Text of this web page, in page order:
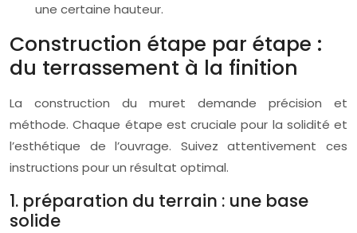
une certaine hauteur.
Construction étape par étape :
du terrassement à la finition
La construction du muret demande précision et
méthode. Chaque étape est cruciale pour la solidité et
l’esthétique de l’ouvrage. Suivez attentivement ces
instructions pour un résultat optimal.
1. préparation du terrain : une base
solide